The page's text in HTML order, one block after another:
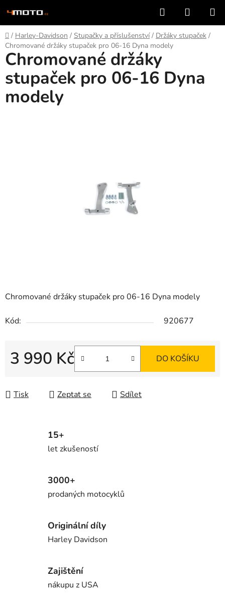
na
obsah
Hledat
KOŠÍK
Domů
/ Harley-Davidson / Stupačky a příslušenství / Držáky stupaček /
Chromované držáky stupaček pro 06-16 Dyna modely
Chromované držáky stupaček pro 06-16 Dyna modely
Kód: 920677
3 990 Kč DO KOŠÍKU
Tisk Zeptat se Sdílet
Chromované držáky
stupaček pro 06-16 Dyna
modely
15+
let zkušeností
3000+
prodaných motocyklů
Originální díly
Harley Davidson
Zajištění
nákupu z USA